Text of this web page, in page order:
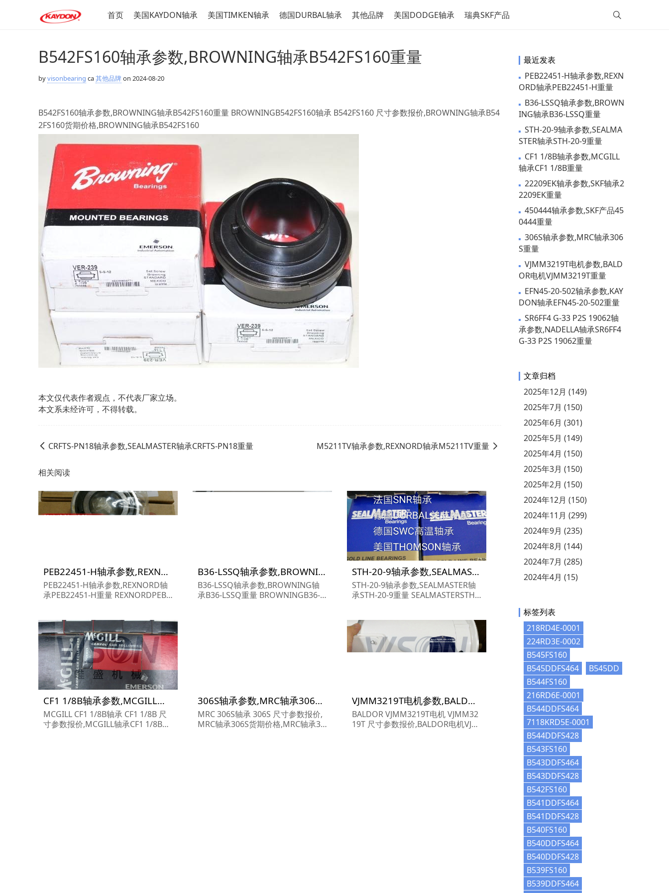
首页 美国KAYDON轴承 美国TIMKEN轴承 德国DURBAL轴承 其他品牌 美国DODGE轴承 瑞典SKF产品
B542FS160轴承参数,BROWNING轴承B542FS160重量
byvisonbearing ca其他品牌 on 2024-08-20
B542FS160轴承参数,BROWNING轴承B542FS160重量 BROWNINGB542FS160轴承 B542FS160 尺寸参数报价,BROWNING轴承B54
2FS160货期价格,BROWNING轴承B542FS160
本文仅代表作者观点，不代表厂家立场。
本文系未经许可，不得转载。
CRFTS-PN18轴承参数,SEALMASTER轴承CRFTS-PN18重量 M5211TV轴承参数,REXNORD轴承M5211TV重量
相关阅读
PEB22451-H轴承参数,REXNORD轴承PEB22451-H重量
PEB22451-H轴承参数,REXNORD轴
承PEB22451-H重量 REXNORDPEB2
期价格,REXNORD轴承PEB22451-
H...
B36-LSSQ轴承参数,BROWNING轴承B36-LSSQ重量
B36-LSSQ轴承参数,BROWNING轴
承B36-LSSQ重量 BROWNINGB36-L
STH-20-9轴承参数,SEALMASTER轴承STH-20-9重量
STH-20-9轴承参数,SEALMASTER轴
承STH-20-9重量 SEALMASTERSTH-
EALMASTER轴承STH-20-9...
CF1 1/8B轴承参数,MCGILL轴承CF1 1/8B重量
MCGILL CF1 1/8B轴承 CF1 1/8B 尺
寸参数报价,MCGILL轴承CF1 1/8B货
306S轴承参数,MRC轴承306S重量
MRC 306S轴承 306S 尺寸参数报价,
MRC轴承306S货期价格,MRC轴承30
VJMM3219T电机参数,BALDOR电机VJMM3219T重量
BALDOR VJMM3219T电机 VJMM32
19T 尺寸参数报价,BALDOR电机VJM
最近发表
PEB22451-H轴承参数,REXN
ORD轴承PEB22451-H重量
B36-LSSQ轴承参数,BROWN
ING轴承B36-LSSQ重量
STH-20-9轴承参数,SEALMA
STER轴承STH-20-9重量
CF1 1/8B轴承参数,MCGILL
轴承CF1 1/8B重量
22209EK轴承参数,SKF轴承2
2209EK重量
450444轴承参数,SKF产品45
0444重量
306S轴承参数,MRC轴承306
S重量
VJMM3219T电机参数,BALD
OR电机VJMM3219T重量
EFN45-20-502轴承参数,KAY
DON轴承EFN45-20-502重量
SR6FF4 G-33 P2S 19062轴
承参数,NADELLA轴承SR6FF4
G-33 P2S 19062重量
文章归档
2025年12月 (149)
2025年7月 (150)
2025年6月 (301)
2025年5月 (149)
2025年4月 (150)
2025年3月 (150)
2025年2月 (150)
2024年12月 (150)
2024年11月 (299)
2024年9月 (235)
2024年8月 (144)
2024年7月 (285)
2024年4月 (15)
标签列表
218RD4E-0001
224RD3E-0002
B545FS160
B545DDFS464
B545DD
B544FS160
216RD6E-0001
B544DDFS464
7118KRD5E-0001
B544DDFS428
B543FS160
B543DDFS464
B543DDFS428
B542FS160
B541DDFS464
B541DDFS428
B540FS160
B540DDFS464
B540DDFS428
B539FS160
B539DDFS464